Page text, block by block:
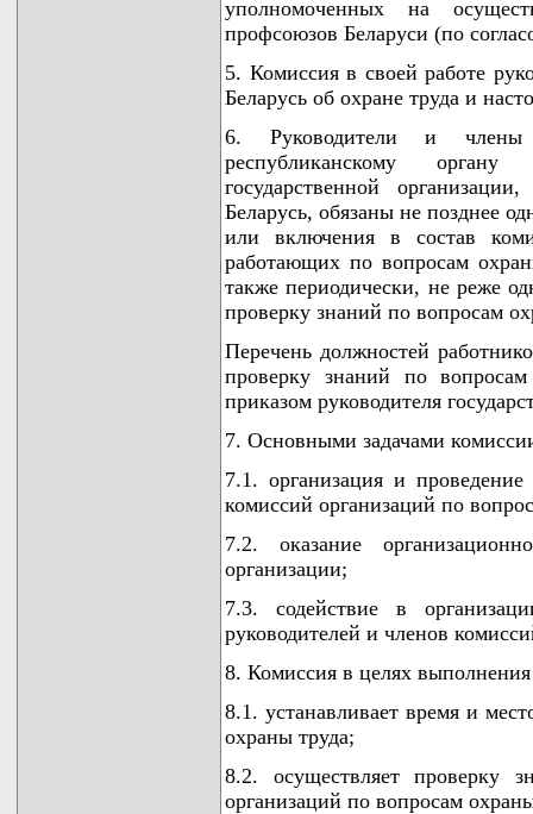
уполномоченных на
профсоюзов Беларуси (по
5. Комиссия в своей работе
Беларусь об охране труда и
6. Руководители и члены
республиканскому органу
государственной
Беларусь, обязаны не позднее
или включения в состав
работающих по вопросам
также периодически, не реже
проверку знаний по вопросам
Перечень должностей
проверку знаний по
приказом руководителя
7. Основными задачами
7.1. организация и
комиссий организаций по
7.2. оказание
организации;
7.3. содействие в
руководителей и членов
8. Комиссия в целях
8.1. устанавливает время и
охраны труда;
8.2. осуществляет проверку
организаций по вопросам